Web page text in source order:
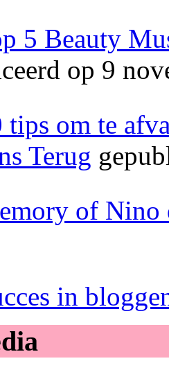
5 Beauty
op 9
tips om te
Terug
of Nino
in